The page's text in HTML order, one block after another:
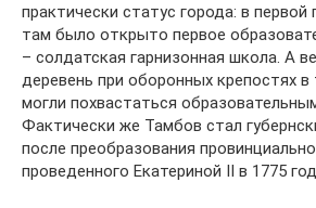
практически статус города: в первой
там было открыто первое
– солдатская гарнизонная школа. А
деревень при оборонных крепостях
могли похвастаться
Фактически же Тамбов стал
после преобразования
проведенного Екатериной II в 1775